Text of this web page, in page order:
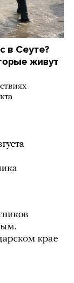
в Сеуте?
живут
крае